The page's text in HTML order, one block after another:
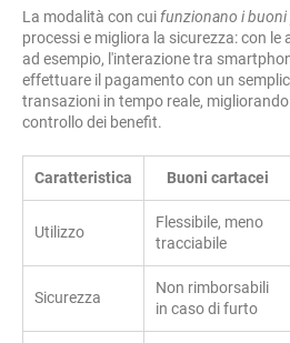
La modalità con cui funzionano i
processi e migliora la sicurezza: con le
ad esempio, l'interazione tra
effettuare il pagamento con un
transazioni in tempo reale,
controllo dei benefit.
Caratteristica Buoni cartacei
Utilizzo
Flessibile, meno
tracciabile
Sicurezza
Non rimborsabili
in caso di furto